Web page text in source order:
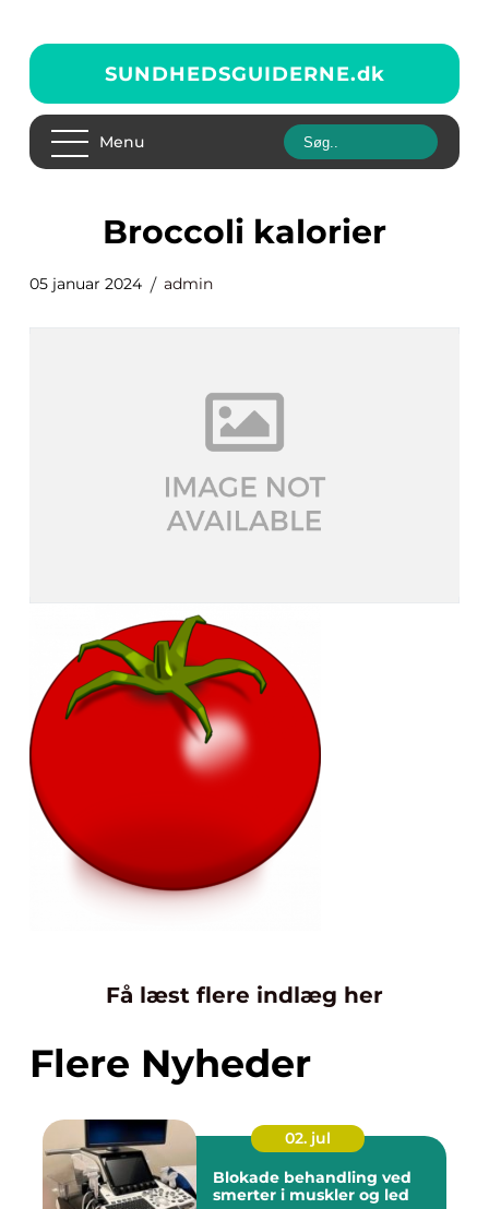
SUNDHEDSGUIDERNE.dk
Menu
broccoli kalorier
05 januar 2024 admin
Få læst flere indlæg her
Flere Nyheder
02. jul
Blokade behandling ved
smerter i muskler og led